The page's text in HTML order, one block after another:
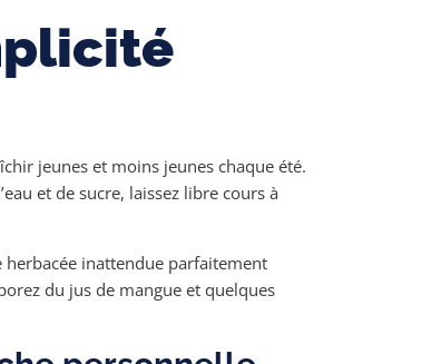
jeunes et moins jeunes chaque été.
et de sucre, laissez libre cours à
inattendue parfaitement
du jus de mangue et quelques